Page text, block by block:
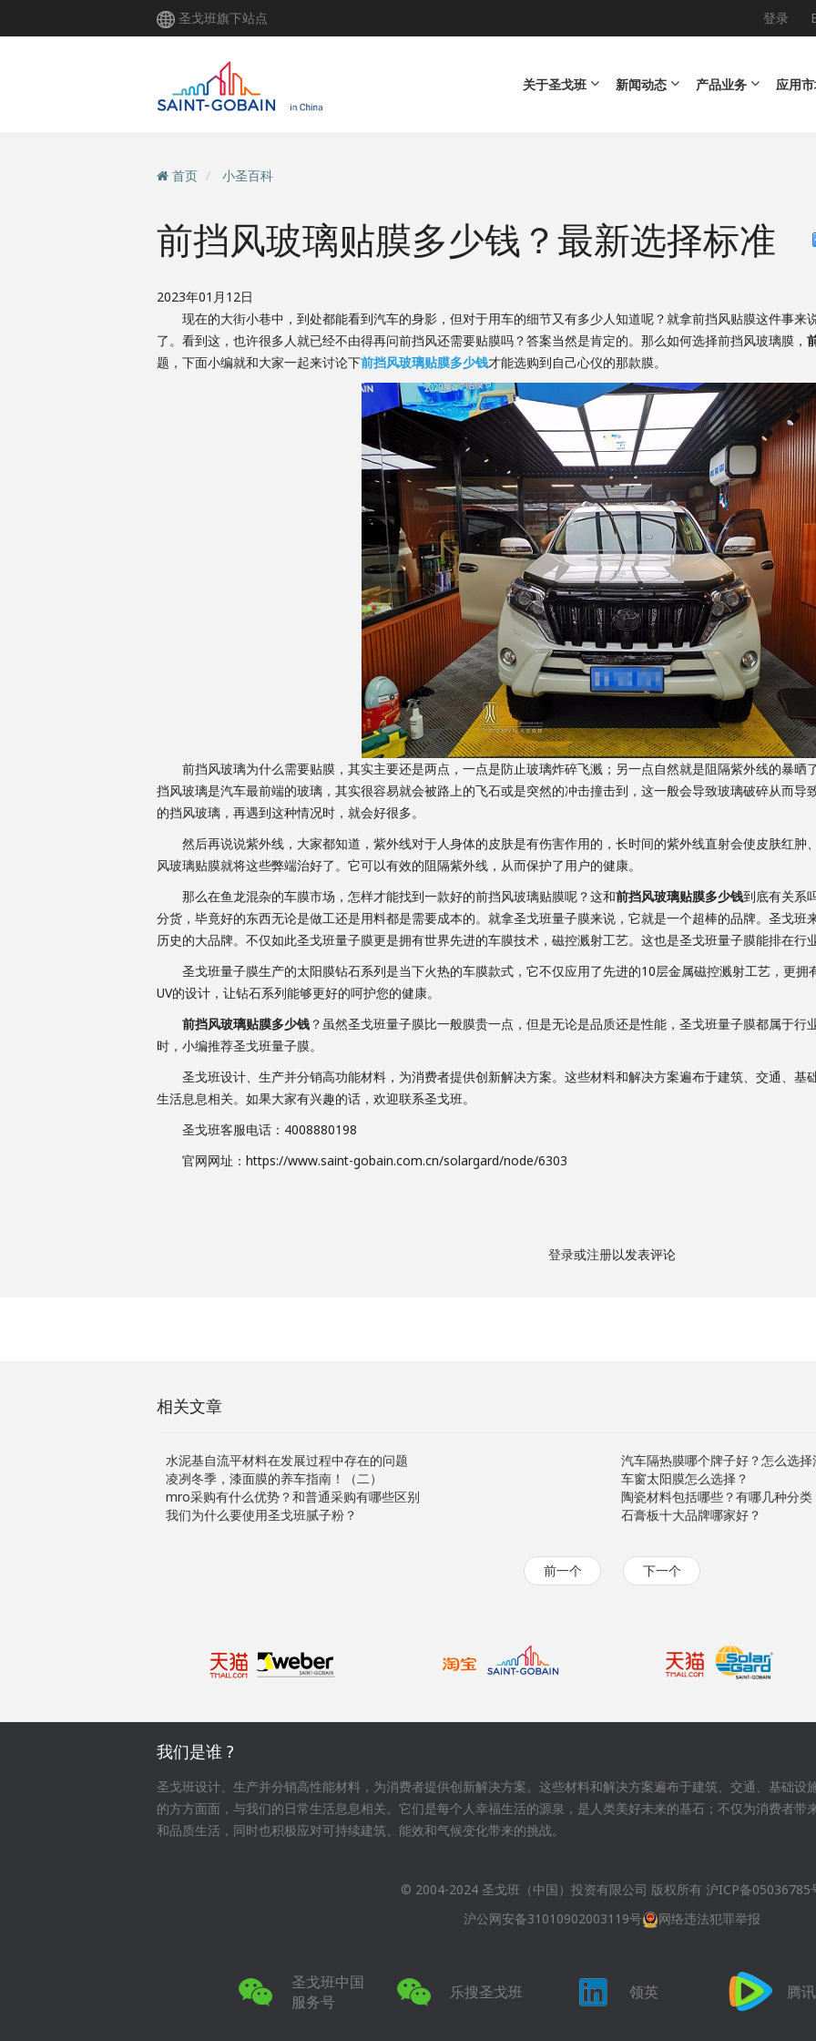
圣戈班旗下站点 登录
关于圣戈班 新闻动态 产品业务 应用
首页 小圣百科
前挡风玻璃贴膜多少钱？最新选择标准
2023年01月12日
现在的大街小巷中，到处都能看到汽车的身影，但对于用车的细节又有多少人知道呢？就拿前挡风贴膜这件事来
了。看到这，也许很多人就已经不由得再问前挡风还需要贴膜吗？答案当然是肯定的。那么如何选择前挡风玻璃膜，
题，下面小编就和大家一起来讨论下前挡风玻璃贴膜多少钱才能选购到自己心仪的那款膜。
前挡风玻璃为什么需要贴膜，其实主要还是两点，一点是防止玻璃炸碎飞溅；另一点自然就是阻隔紫外线的暴晒
挡风玻璃是汽车最前端的玻璃，其实很容易就会被路上的飞石或是突然的冲击撞击到，这一般会导致玻璃破碎从而导
的挡风玻璃，再遇到这种情况时，就会好很多。
然后再说说紫外线，大家都知道，紫外线对于人身体的皮肤是有伤害作用的，长时间的紫外线直射会使皮肤红肿
风玻璃贴膜就将这些弊端治好了。它可以有效的阻隔紫外线，从而保护了用户的健康。
那么在鱼龙混杂的车膜市场，怎样才能找到一款好的前挡风玻璃贴膜呢？这和前挡风玻璃贴膜多少钱到底有关系
分货，毕竟好的东西无论是做工还是用料都是需要成本的。就拿圣戈班量子膜来说，它就是一个超棒的品牌。圣戈
历史的大品牌。不仅如此圣戈班量子膜更是拥有世界先进的车膜技术，磁控溅射工艺。这也是圣戈班量子膜能排在行
圣戈班量子膜生产的太阳膜钻石系列是当下火热的车膜款式，它不仅应用了先进的10层金属磁控溅射工艺，更拥
UV的设计，让钻石系列能够更好的呵护您的健康。
前挡风玻璃贴膜多少钱 ？虽然圣戈班量子膜比一般膜贵一点，但是无论是品质还是性能，圣戈班量子膜都属于
时，小编推荐圣戈班量子膜。
圣戈班设计、生产并分销高功能材料，为消费者提供创新解决方案。这些材料和解决方案遍布于建筑、交通、基
生活息息相关。如果大家有兴趣的话，欢迎联系圣戈班。
圣戈班客服电话：4008880198
官网网址：https://www.saint-gobain.com.cn/solargard/node/6303
登录或注册以发表评论
相关文章
水泥基自流平材料在发展过程中存在的问题
凌冽冬季，漆面膜的养车指南！（二）
mro采购有什么优势？和普通采购有哪些区别
我们为什么要使用圣戈班腻子粉？
汽车隔热膜哪个牌子好？怎么选择
车窗太阳膜怎么选择？
陶瓷材料包括哪些？有哪几种分类
石膏板十大品牌哪家好？
前一个 下一个
我们是谁 ?
圣戈班设计、生产并分销高性能材料，为消费者提供创新解决方案。这些材料和解决方案遍布于建筑、交通、基础设
的方方面面，与我们的日常生活息息相关。它们是每个人幸福生活的源泉，是人类美好未来的基石；不仅为消费者带
和品质生活，同时也积极应对可持续建筑、能效和气候变化带来的挑战。
© 2004-2024 圣戈班（中国）投资有限公司 版权所有 沪ICP备05036785
沪公网安备31010902003119号
网络违法犯罪举报
圣戈班中国
服务号
乐搜圣戈班 领英 腾讯